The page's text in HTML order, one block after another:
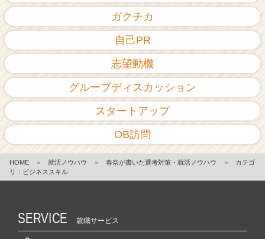
ガクチカ
自己PR
志望動機
グループディスカッション
スタートアップ
OB訪問
HOME ＞ 就活ノウハウ ＞ 春奈が書いた選考対策・就活ノウハウ ＞
カテゴ
リ：ビジネススキル
SERVICE 就職サービス